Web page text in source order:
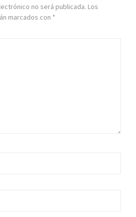
no será publicada. Los
marcados con *